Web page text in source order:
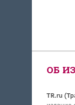
ОБ
TR.ru